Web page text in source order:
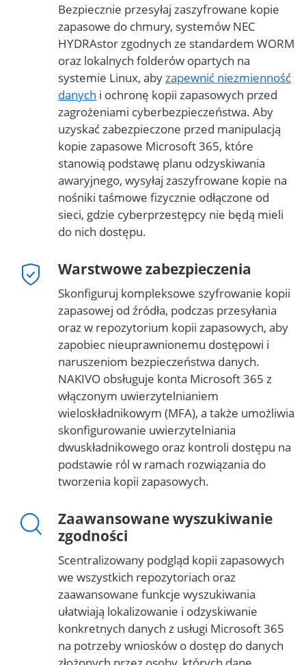
Bezpiecznie przesyłaj zaszyfrowane kopie
zapasowe do chmury, systemów NEC
HYDRAstor zgodnych ze standardem WORM
oraz lokalnych folderów opartych na
systemie Linux, abyzapewnić niezmienność
danych i ochronę kopii zapasowych przed
zagrożeniami cyberbezpieczeństwa. Aby
uzyskać zabezpieczone przed manipulacją
kopie zapasowe Microsoft 365, które
stanowią podstawę planu odzyskiwania
awaryjnego, wysyłaj zaszyfrowane kopie na
nośniki taśmowe fizycznie odłączone od
sieci, gdzie cyberprzestępcy nie będą mieli
do nich dostępu.
Warstwowe zabezpieczenia
Skonfiguruj kompleksowe szyfrowanie kopii
zapasowej od źródła, podczas przesyłania
oraz w repozytorium kopii zapasowych, aby
zapobiec nieuprawnionemu dostępowi i
naruszeniom bezpieczeństwa danych.
NAKIVO obsługuje konta Microsoft 365 z
włączonym uwierzytelnianiem
wieloskładnikowym (MFA), a także umożliwia
skonfigurowanie uwierzytelniania
dwuskładnikowego oraz kontroli dostępu na
podstawie ról w ramach rozwiązania do
tworzenia kopii zapasowych.
Zaawansowane wyszukiwanie
zgodności
Scentralizowany podgląd kopii zapasowych
we wszystkich repozytoriach oraz
zaawansowane funkcje wyszukiwania
ułatwiają lokalizowanie i odzyskiwanie
konkretnych danych z usługi Microsoft 365
na potrzeby wniosków o dostęp do danych